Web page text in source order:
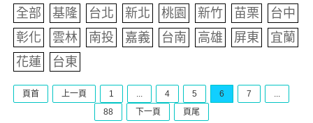
全部 基隆 台北 新北 桃園 新竹 苗栗
台中
彰化
雲林 南投 嘉義 台南 高雄 屏東
宜蘭
花蓮
台東
頁首 上一頁 1 ... 4 5 6 7
...
88
下一頁 頁尾